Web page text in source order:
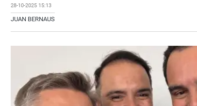
28-10-2025 15:13
JUAN BERNAUS